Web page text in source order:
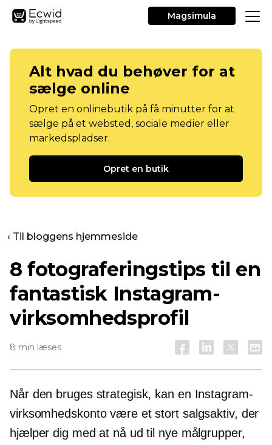
Magsimula
Alt hvad du behøver for at
sælge online
Opret en onlinebutik på få minutter for at
sælge på et websted, sociale medier eller
markedspladser.
Opret en butik
‹ Til bloggens hjemmeside
8 fotograferingstips til en
fantastisk Instagram-
virksomhedsprofil
8 min læses
Når den bruges strategisk, kan en Instagram-
virksomhedskonto være et stort salgsaktiv, der
hjælper dig med at nå ud til nye målgrupper,